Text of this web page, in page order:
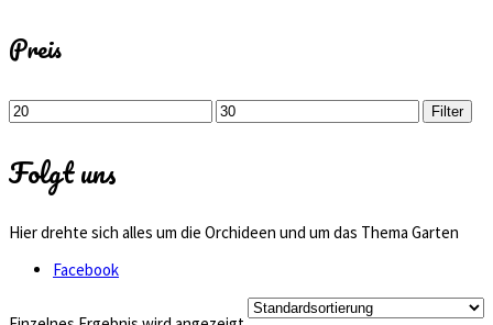
Preis
Min.
Max.
Filter
Folgt uns
Hier drehte sich alles um die Orchideen und um das Thema Garten
Facebook